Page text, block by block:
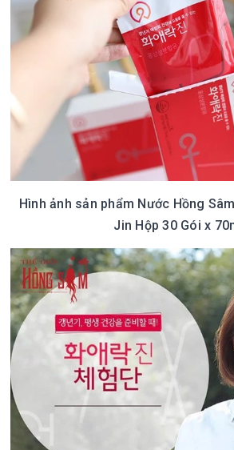
Hình ảnh sản phẩm Nước Hồng
Jin Hộp 30 Gói x